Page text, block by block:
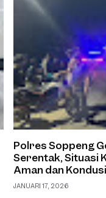
Polres Soppeng
Serentak, Situasi
Aman dan
JANUARI 17, 2026